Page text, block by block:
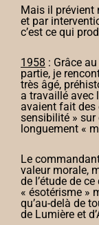
Mais il prévient
et par
c’est ce qui
1958 : Grâce
partie, je
très âgé,
a travaillé avec
avaient fait des
sensibilité » sur
longuement «
Le
valeur morale,
de l’étude de
« ésotérisme »
qu’au-delà de
de Lumière et